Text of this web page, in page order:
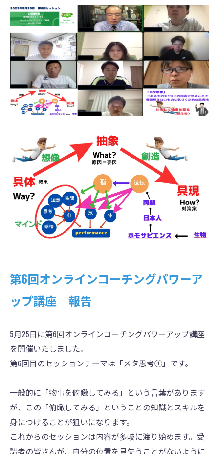
第6回オンラインコーチングパワーア
ップ講座 報告
5月25日に第6回オンラインコーチングパワーアップ講座
を開催いたしました。
第6回目のセッションテーマは「メタ思考①」です。
一般的に「物事を俯瞰してみる」という言葉があります
が、この「俯瞰してみる」ということの知識とスキルを
身につけることが狙いになります。
これからのセッションは内容が多岐に渡り始めます。受
講者の皆さんが、自分の位置を見失うことがないように